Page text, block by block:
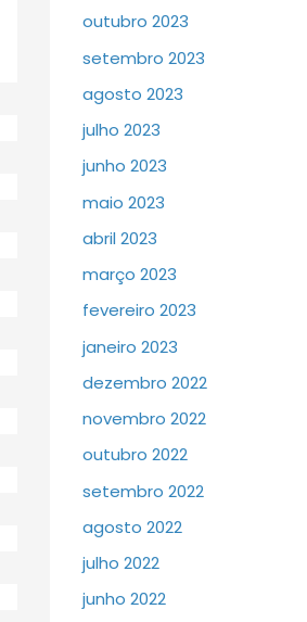
outubro 2023
setembro 2023
agosto 2023
julho 2023
junho 2023
maio 2023
abril 2023
março 2023
fevereiro 2023
janeiro 2023
dezembro 2022
novembro 2022
outubro 2022
setembro 2022
agosto 2022
julho 2022
junho 2022